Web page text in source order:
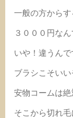
一般の方から
３０００円な
いや！違うんで
ブラシこそいい
安物コームは絶
そこから切れ毛